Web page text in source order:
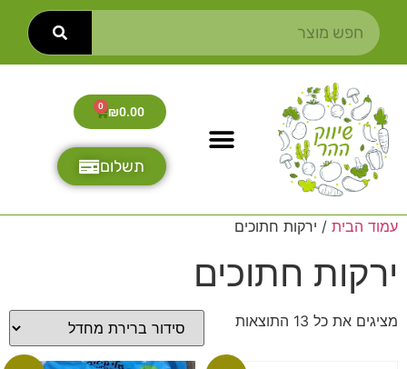
₪0.00
0
תשלום
עמוד הבית / ירקות חתוכים
ירקות חתוכים
מציגים את כל ⁦13⁩ התוצאות